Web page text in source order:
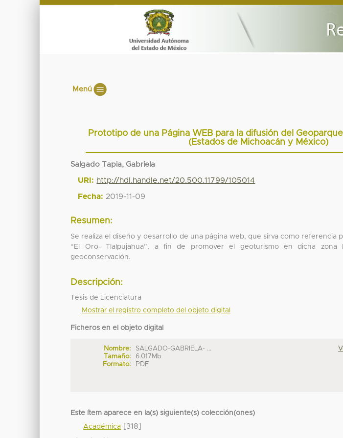
Menú
Prototipo de una Página WEB para la difusión del
(Estados de Michoacán y México)
Salgado Tapia, Gabriela
URI: http://hdl.handle.net/20.500.11799/105014
Fecha: 2019-11-09
Resumen:
Se realiza el diseño y desarrollo de una página web, que sirva como referencia
“El Oro- Tlalpujahua”, a fin de promover el geoturismo en dicha
geoconservación.
Descripción:
Tesis de Licenciatura
Mostrar el registro completo del objeto digital
Ficheros en el objeto digital
Nombre:
SALGADO-GABRIELA- ...
Tamaño:
6.017Mb
Formato:
PDF
Este ítem aparece en la(s) siguiente(s) colección(ones)
Académica [318]